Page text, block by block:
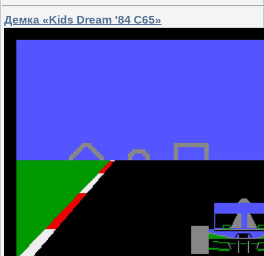
Демка «Kids Dream '84 C65»